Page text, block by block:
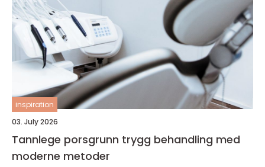
inspiration
03. July 2026
Tannlege porsgrunn trygg behandling med
moderne metoder